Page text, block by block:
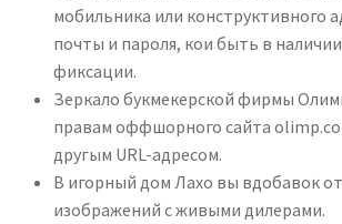
мобильника или конструктивного
почты и пароля, кои быть в
фиксации.
Зеркало букмекерской фирмы
правам оффшорного сайта
другым URL-адресом.
В игорный дом Лахо вы вдобавок
изображений с живыми дилерами.